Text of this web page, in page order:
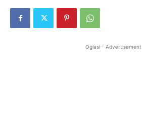
Oglasi - Advertisement